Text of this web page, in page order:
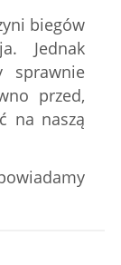
biegów
Jednak
sprawnie
przed,
na naszą